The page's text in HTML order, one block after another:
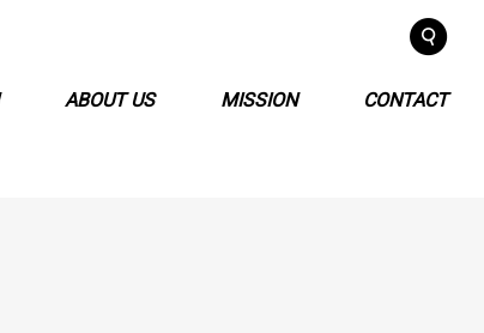
ABOUT US MISSION CONTACT